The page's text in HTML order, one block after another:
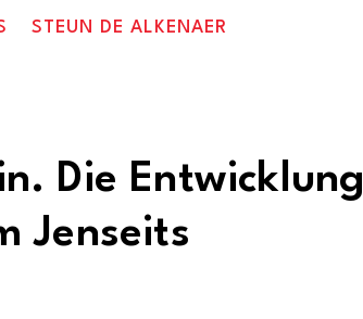
STEUN DE ALKENAER
Die Entwicklung
Jenseits